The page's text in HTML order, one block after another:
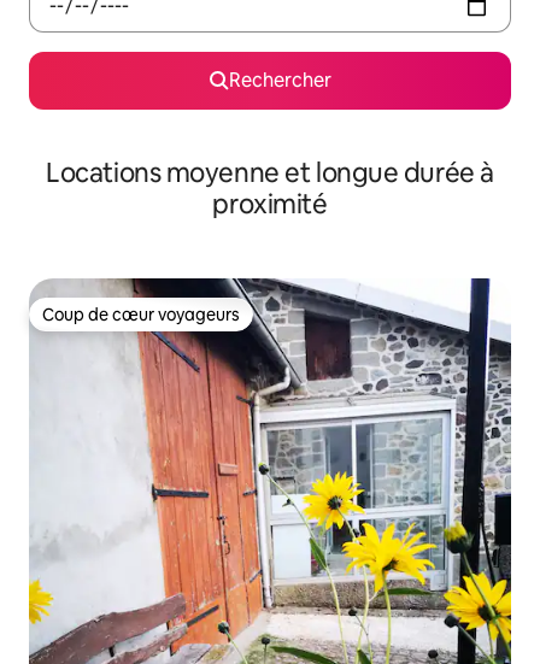
Rechercher
Locations moyenne et longue durée à
proximité
Coup de cœur voyageurs
Coup de cœur voyageurs